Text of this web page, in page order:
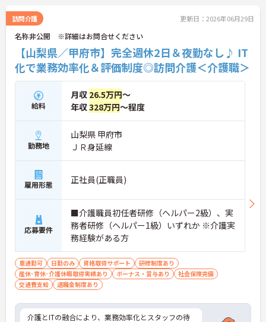
細などお話しいたしますのでお気軽にお問い合わせ
下さい。
訪問介護 更新日：2026年06月29日
名称非公開 ※詳細はお問合せください
【山梨県／甲府市】完全週休2日＆夜勤なし♪ IT
化で業務効率化＆評価制度◎訪問介護＜介護職＞
給料
月収 26.5万円～
年収328万円～程度
勤務地
山梨県 甲府市
ＪＲ身延線
雇用形態 正社員(正職員)
応募要件
■介護職員初任者研修（ヘルパー2級）、実
務者研修（ヘルパー1級）いずれか ※介護実
務経験がある方
車通勤可 日勤のみ 資格取得サポート
研修制度あり
産休･育休･介護休暇取得実績あり
ボーナス・賞与あり
社会保険完備
交通費支給
退職金制度あり
介護とITの融合により、業務効率化とスタッフの待